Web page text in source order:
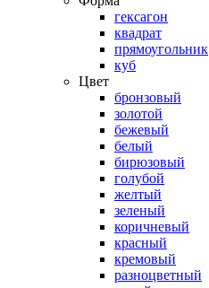
гексагон
квадрат
прямоугольник
куб
Цвет
бронзовый
золотой
бежевый
белый
бирюзовый
голубой
желтый
зеленый
коричневый
красный
кремовый
разноцветный